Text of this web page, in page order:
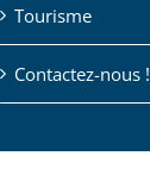
Tourisme
Contactez-nous !